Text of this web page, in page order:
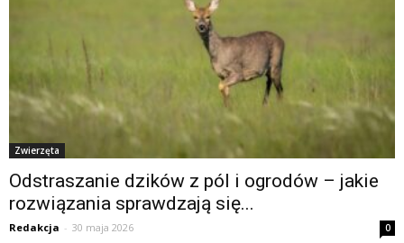
Zwierzęta
Odstraszanie dzików z pól i ogrodów – jakie
rozwiązania sprawdzają się...
Redakcja - 30 maja 2026 0